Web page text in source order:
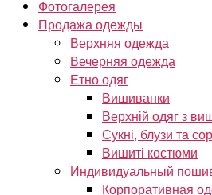
Фотогалерея
Продажа одежды
Верхняя одежда
Вечерняя одежда
Етно одяг
Вишиванки
Верхній одяг з
Сукні, блузи та
Вишиті костюми
Индивидуальный
Корпоративная